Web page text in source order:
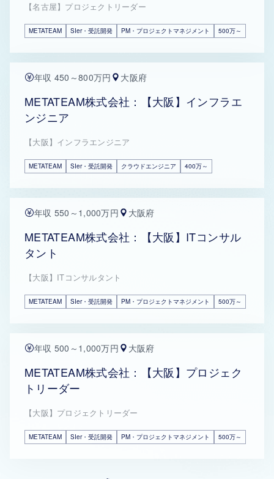
【名古屋】プロジェクトリーダー
METATEAM SIer・受託開発 PM・プロジェクトマネジメント 500万～
年収 450～800万円 大阪府
METATEAM株式会社：【大阪】インフラエ
ンジニア
【大阪】インフラエンジニア
METATEAM SIer・受託開発 クラウドエンジニア 400万～
年収 550～1,000万円 大阪府
METATEAM株式会社：【大阪】ITコンサル
タント
【大阪】ITコンサルタント
METATEAM SIer・受託開発 PM・プロジェクトマネジメント 500万～
年収 500～1,000万円 大阪府
METATEAM株式会社：【大阪】プロジェク
トリーダー
【大阪】プロジェクトリーダー
METATEAM SIer・受託開発 PM・プロジェクトマネジメント 500万～